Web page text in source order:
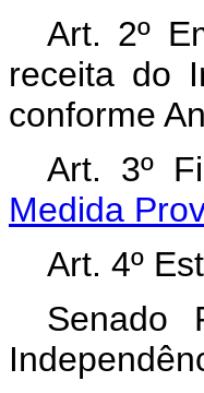
Art. 2º
receita do
conforme
Art. 3º
Medida
Art. 4º
Senado